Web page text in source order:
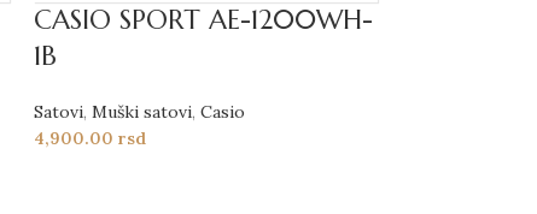
CASIO SPORT AE-1200WH-
1B
Satovi, Muški satovi, Casio
4,900.00 rsd